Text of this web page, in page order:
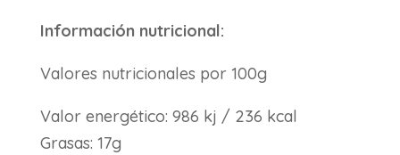
Información nutricional:
Valores nutricionales por 100g
Valor energético: 986 kj / 236 kcal
Grasas: 17g